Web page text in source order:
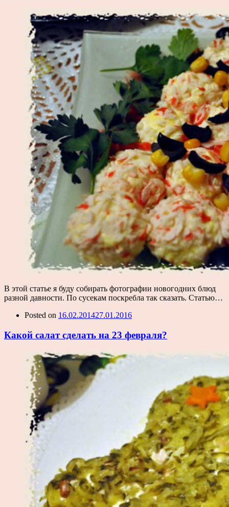
В этой статье я буду собирать фотографии новогодних блюд
разной давности. По сусекам поскребла так сказать. Статью…
Posted on 16.02.201427.01.2016
Какой салат сделать на 23 февраля?